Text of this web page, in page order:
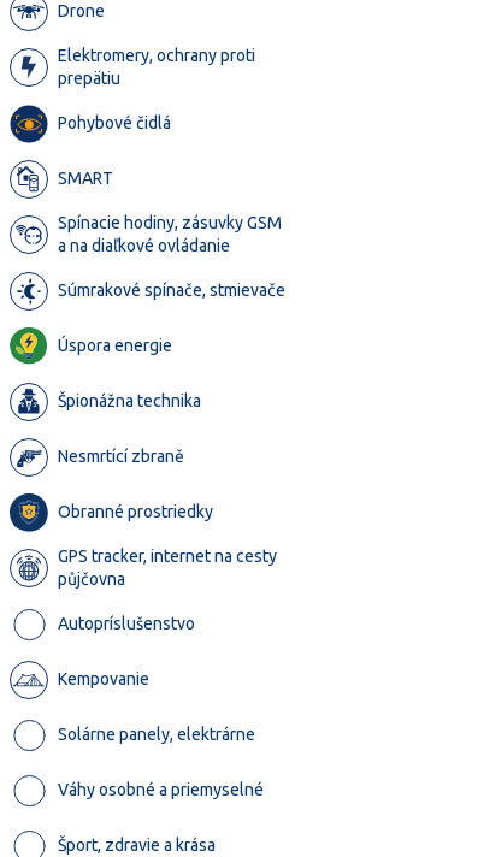
Drone
Elektromery, ochrany proti
prepätiu
Pohybové čidlá
SMART
Spínacie hodiny, zásuvky GSM
a na diaľkové ovládanie
Súmrakové spínače, stmievače
Úspora energie
Špionážna technika
Nesmrtící zbraně
Obranné prostriedky
GPS tracker, internet na cesty
půjčovna
Autopríslušenstvo
Kempovanie
Solárne panely, elektrárne
Váhy osobné a priemyselné
Šport, zdravie a krása